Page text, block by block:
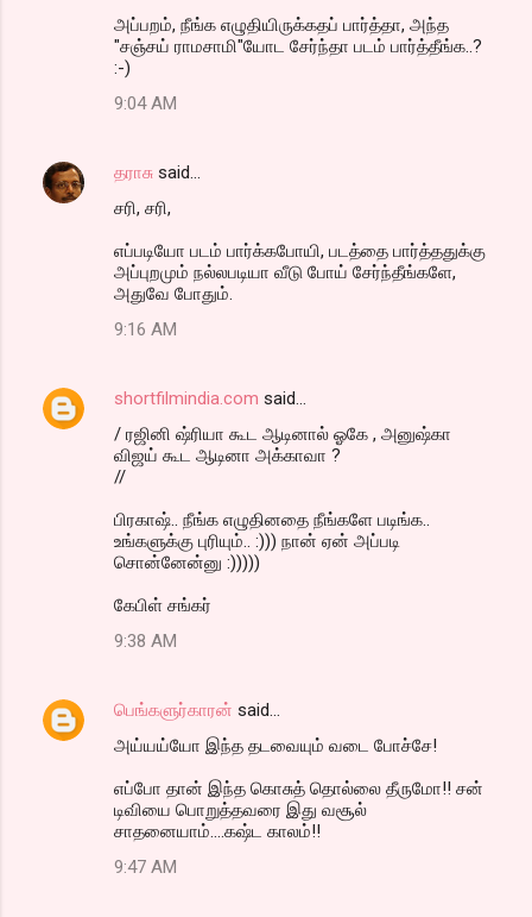
அப்பறம், நீங்க எழுதியிருக்கதப் பார்த்தா, அந்த
"சஞ்சய் ராமசாமி"யோட சேர்ந்தா படம் பார்த்தீங்க..?
:-)
9:04 AM
தராசு said…
சரி, சரி,
எப்படியோ படம் பார்க்கபோயி, படத்தை பார்த்ததுக்கு
அப்புறமும் நல்லபடியா வீடு போய் சேர்ந்தீங்களே,
அதுவே போதும்.
9:16 AM
shortfilmindia.com said…
/ ரஜினி ஷ்ரியா கூட ஆடினால் ஓகே , அனுஷ்கா
விஜய் கூட ஆடினா அக்காவா ?
//
பிரகாஷ்.. நீங்க எழுதினதை நீங்களே படிங்க..
உங்களுக்கு புரியும்.. :))) நான் ஏன் அப்படி
சொன்னேன்னு :)))))
கேபிள் சங்கர்
9:38 AM
பெங்களுர்காரன் said…
அய்யய்யோ இந்த தடவையும் வடை போச்சே!
எப்போ தான் இந்த கொசுத் தொல்லை தீருமோ!! சன்
டிவியை பொறுத்தவரை இது வசூல்
சாதனையாம்....கஷ்ட காலம்!!
9:47 AM